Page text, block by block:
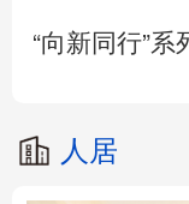
“向新同行”系
人居